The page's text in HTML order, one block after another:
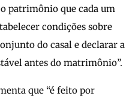
patrimônio que cada um
condições sobre
do casal e declarar a
antes do matrimônio”.
que “é feito por